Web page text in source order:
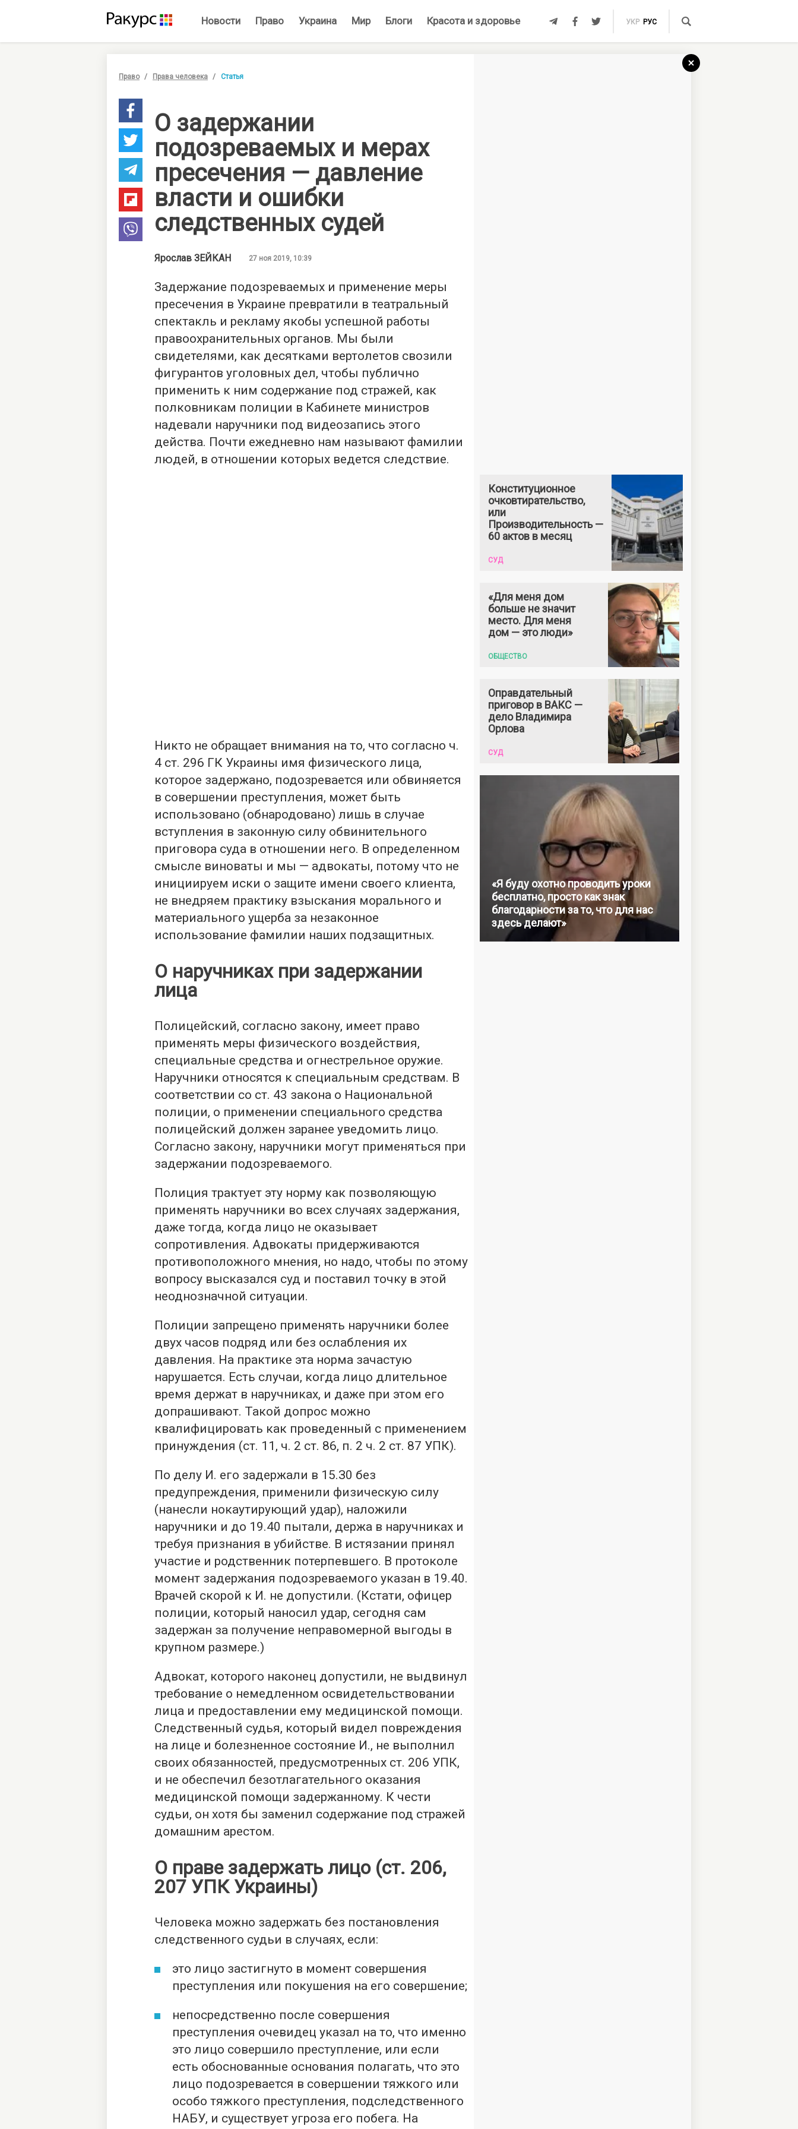
Новости Право Украина Мир Блоги Красота и здоровье УКР РУС
Право Права человека Статья
О задержании
подозреваемых и мерах
пресечения — давление
власти и ошибки
следственных судей
Ярослав ЗЕЙКАН 27 ноя 2019, 10:39
Задержание подозреваемых и применение меры
пресечения в Украине превратили в театральный
спектакль и рекламу якобы успешной работы
правоохранительных органов. Мы были
свидетелями, как десятками вертолетов свозили
фигурантов уголовных дел, чтобы публично
применить к ним содержание под стражей, как
полковникам полиции в Кабинете министров
надевали наручники под видеозапись этого
действа. Почти ежедневно нам называют фамилии
людей, в отношении которых ведется следствие.
Никто не обращает внимания на то, что согласно ч.
4 ст. 296 ГК Украины имя физического лица,
которое задержано, подозревается или обвиняется
в совершении преступления, может быть
использовано (обнародовано) лишь в случае
вступления в законную силу обвинительного
приговора суда в отношении него. В определенном
смысле виноваты и мы — адвокаты, потому что не
инициируем иски о защите имени своего клиента,
не внедряем практику взыскания морального и
материального ущерба за незаконное
использование фамилии наших подзащитных.
О наручниках при задержании
лица
Полицейский, согласно закону, имеет право
применять меры физического воздействия,
специальные средства и огнестрельное оружие.
Наручники относятся к специальным средствам. В
соответствии со ст. 43 закона о Национальной
полиции, о применении специального средства
полицейский должен заранее уведомить лицо.
Согласно закону, наручники могут применяться при
задержании подозреваемого.
Полиция трактует эту норму как позволяющую
применять наручники во всех случаях задержания,
даже тогда, когда лицо не оказывает
сопротивления. Адвокаты придерживаются
противоположного мнения, но надо, чтобы по этому
вопросу высказался суд и поставил точку в этой
неоднозначной ситуации.
Полиции запрещено применять наручники более
двух часов подряд или без ослабления их
давления. На практике эта норма зачастую
нарушается. Есть случаи, когда лицо длительное
время держат в наручниках, и даже при этом его
допрашивают. Такой допрос можно
квалифицировать как проведенный с применением
принуждения (ст. 11, ч. 2 ст. 86, п. 2 ч. 2 ст. 87 УПК).
По делу И. его задержали в 15.З0 без
предупреждения, применили физическую силу
(нанесли нокаутирующий удар), наложили
наручники и до 19.40 пытали, держа в наручниках и
требуя признания в убийстве. В истязании принял
участие и родственник потерпевшего. В протоколе
момент задержания подозреваемого указан в 19.40.
Врачей скорой к И. не допустили. (Кстати, офицер
полиции, который наносил удар, сегодня сам
задержан за получение неправомерной выгоды в
крупном размере.)
Адвокат, которого наконец допустили, не выдвинул
требование о немедленном освидетельствовании
лица и предоставлении ему медицинской помощи.
Следственный судья, который видел повреждения
на лице и болезненное состояние И., не выполнил
своих обязанностей, предусмотренных ст. 206 УПК,
и не обеспечил безотлагательного оказания
медицинской помощи задержанному. К чести
судьи, он хотя бы заменил содержание под стражей
домашним арестом.
О праве задержать лицо (ст. 206,
207 УПК Украины)
Человека можно задержать без постановления
следственного судьи в случаях, если:
это лицо застигнуто в момент совершения
преступления или покушения на его совершение;
непосредственно после совершения
преступления очевидец указал на то, что именно
это лицо совершило преступление, или если
есть обоснованные основания полагать, что это
лицо подозревается в совершении тяжкого или
особо тяжкого преступления, подследственного
НАБУ, и существует угроза его побега. На
Конституционное
очковтирательство,
или
Производительность —
60 актов в месяц
СУД
«Для меня дом
больше не значит
место. Для меня
дом — это люди»
ОБЩЕСТВО
Оправдательный
приговор в ВАКС —
дело Владимира
Орлова
СУД
«Я буду охотно проводить уроки
бесплатно, просто как знак
благодарности за то, что для нас
здесь делают»